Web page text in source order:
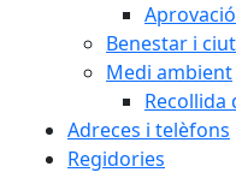
Benestar i
Medi ambient
Recollida
Adreces i telèfons
Regidories